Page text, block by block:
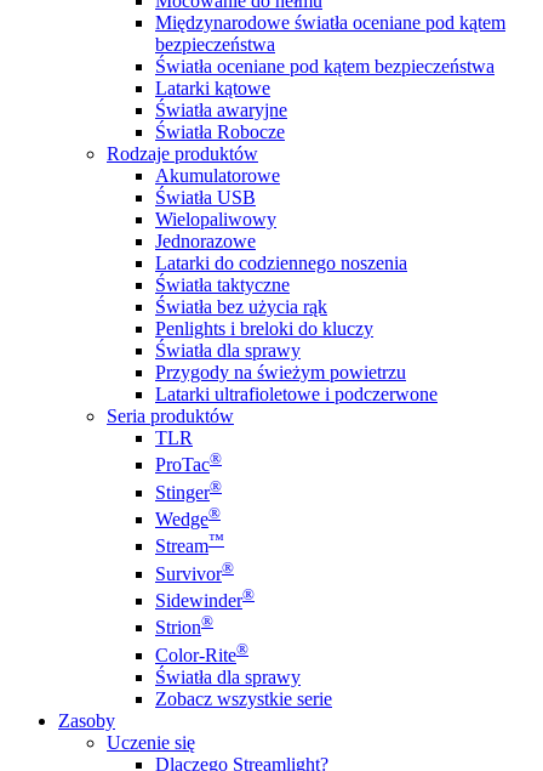
Międzynarodowe światła oceniane pod kątem
bezpieczeństwa
Światła oceniane pod kątem bezpieczeństwa
Latarki kątowe
Światła awaryjne
Światła Robocze
Rodzaje produktów
Akumulatorowe
Światła USB
Wielopaliwowy
Jednorazowe
Latarki do codziennego noszenia
Światła taktyczne
Światła bez użycia rąk
Penlights i breloki do kluczy
Światła dla sprawy
Przygody na świeżym powietrzu
Latarki ultrafioletowe i podczerwone
Seria produktów
TLR
ProTac®
Stinger®
Wedge®
Stream™
Survivor®
Sidewinder®
Strion®
Color-Rite®
Światła dla sprawy
Zobacz wszystkie serie
Zasoby
Uczenie się
Dlaczego Streamlight?